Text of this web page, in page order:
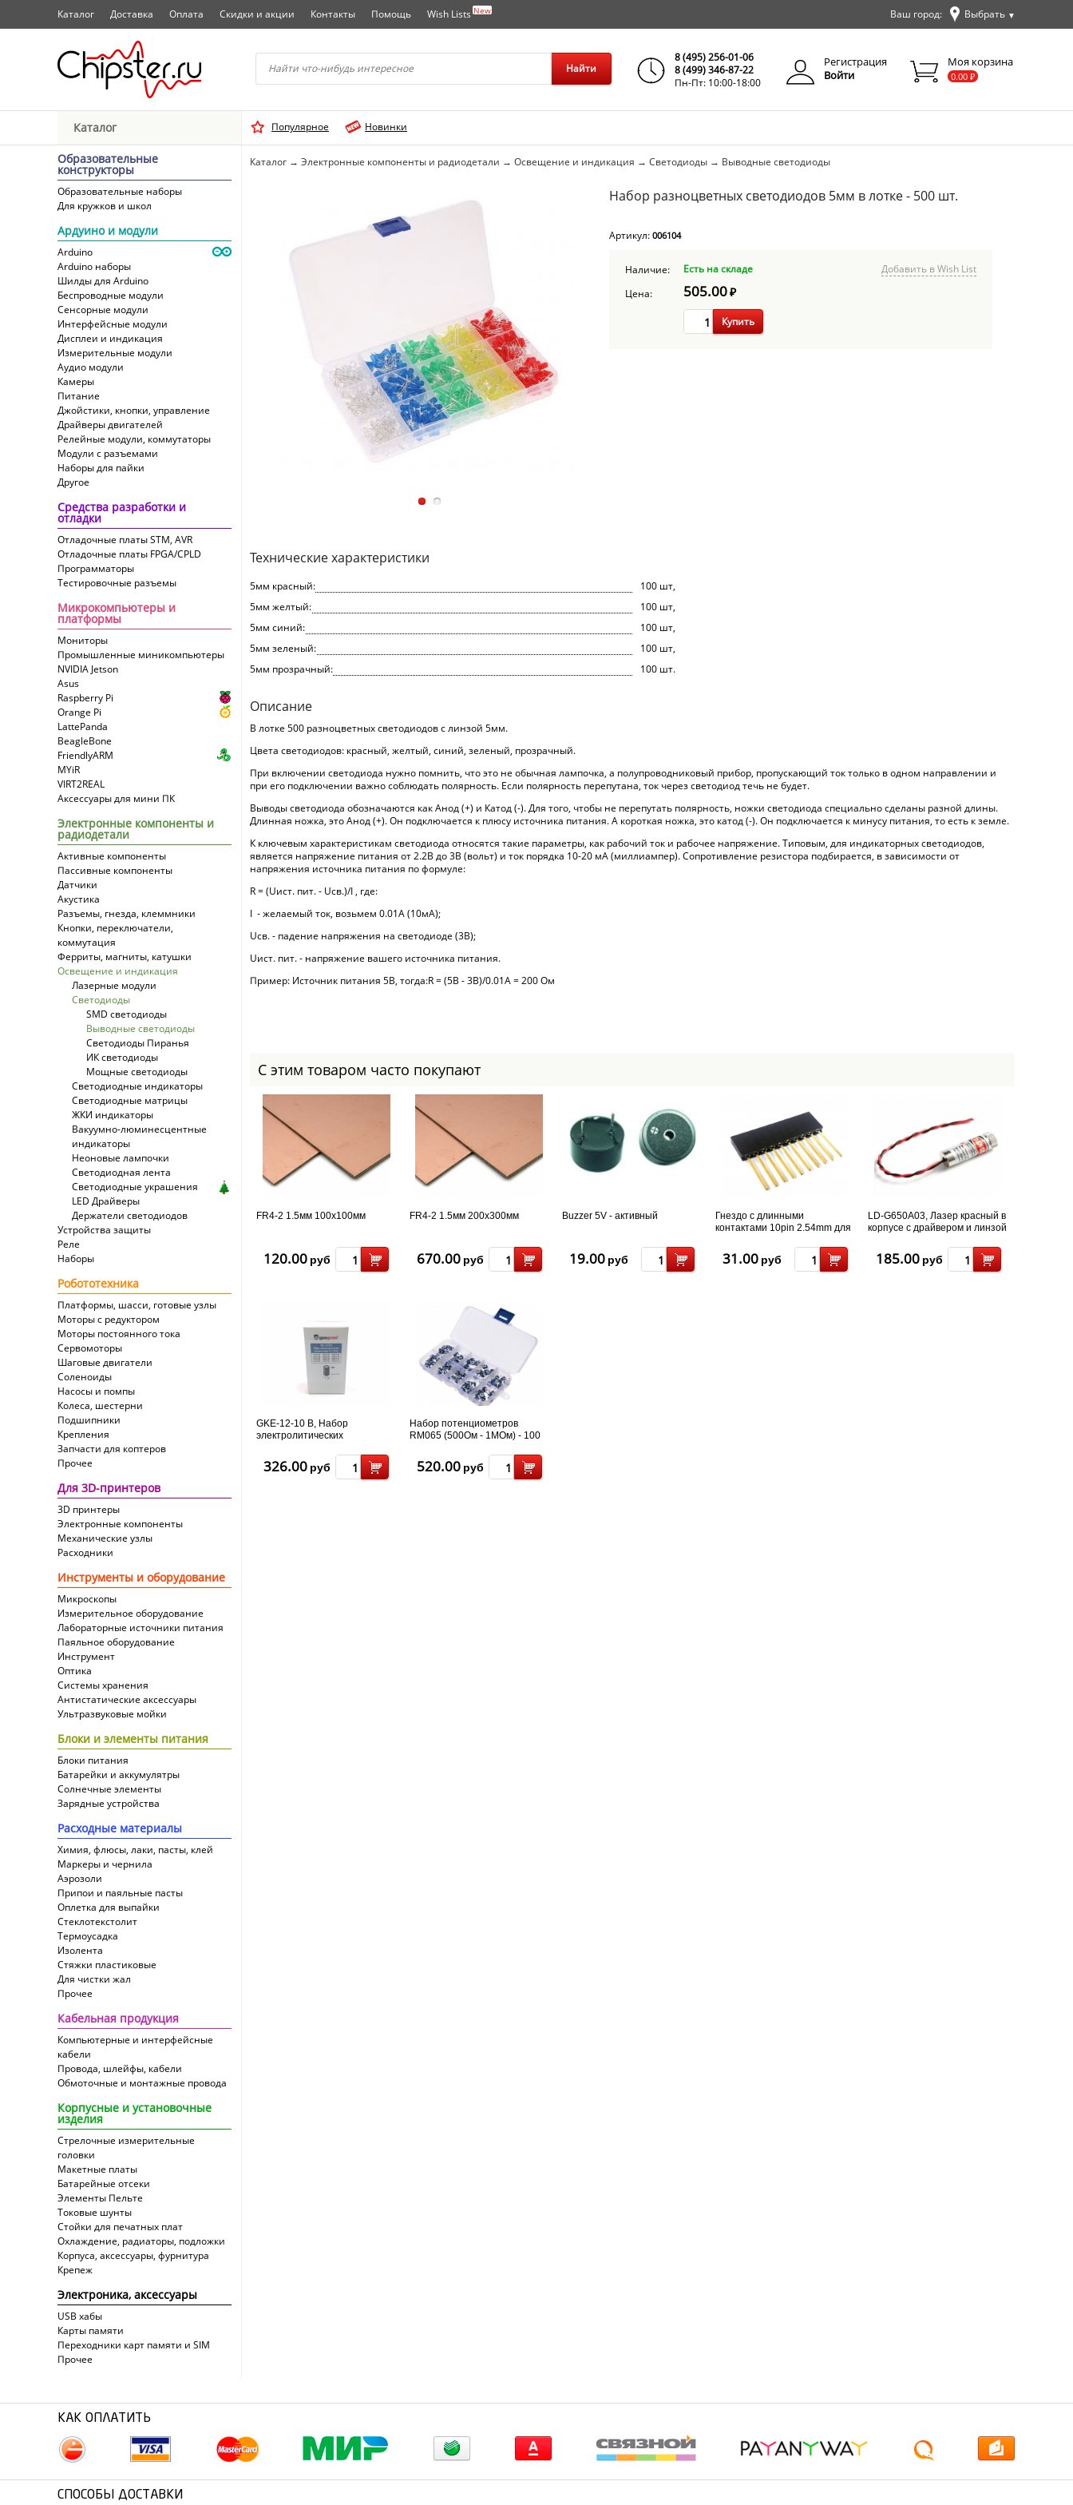
Начните водить название города..
Каталог Доставка Оплата Скидки и акции Контакты Помощь Wish Lists New Ваш город: Выбрать ▼
Найти
8 (495) 256-01-06
8 (499) 346-87-22
Пн-Пт: 10:00-18:00
Регистрация
Войти
Моя корзина
0.00 ₽
Каталог Популярное Новинки
Образовательные
конструкторы
Образовательные наборы
Для кружков и школ
Ардуино и модули
Arduino
Arduino наборы
Шилды для Arduino
Беспроводные модули
Сенсорные модули
Интерфейсные модули
Дисплеи и индикация
Измерительные модули
Аудио модули
Камеры
Питание
Джойстики, кнопки, управление
Драйверы двигателей
Релейные модули, коммутаторы
Модули с разъемами
Наборы для пайки
Другое
Средства разработки и
отладки
Отладочные платы STM, AVR
Отладочные платы FPGA/CPLD
Программаторы
Тестировочные разъемы
Микрокомпьютеры и
платформы
Мониторы
Промышленные миникомпьютеры
NVIDIA Jetson
Asus
Raspberry Pi
Orange Pi
LattePanda
BeagleBone
FriendlyARM
MYiR
VIRT2REAL
Аксессуары для мини ПК
Электронные компоненты и
радиодетали
Активные компоненты
Пассивные компоненты
Датчики
Акустика
Разъемы, гнезда, клеммники
Кнопки, переключатели,
коммутация
Ферриты, магниты, катушки
Освещение и индикация
Лазерные модули
Светодиоды
SMD светодиоды
Выводные светодиоды
Светодиоды Пиранья
ИК светодиоды
Мощные светодиоды
Светодиодные индикаторы
Светодиодные матрицы
ЖКИ индикаторы
Вакуумно-люминесцентные
индикаторы
Неоновые лампочки
Светодиодная лента
Светодиодные украшения
LED Драйверы
Держатели светодиодов
Устройства защиты
Реле
Наборы
Робототехника
Платформы, шасси, готовые узлы
Моторы с редуктором
Моторы постоянного тока
Сервомоторы
Шаговые двигатели
Соленоиды
Насосы и помпы
Колеса, шестерни
Подшипники
Крепления
Запчасти для коптеров
Прочее
Для 3D-принтеров
3D принтеры
Электронные компоненты
Механические узлы
Расходники
Инструменты и оборудование
Микроскопы
Измерительное оборудование
Лабораторные источники питания
Паяльное оборудование
Инструмент
Оптика
Системы хранения
Антистатические аксессуары
Ультразвуковые мойки
Блоки и элементы питания
Блоки питания
Батарейки и аккумулятры
Солнечные элементы
Зарядные устройства
Расходные материалы
Химия, флюсы, лаки, пасты, клей
Маркеры и чернила
Аэрозоли
Припои и паяльные пасты
Оплетка для выпайки
Cтеклотекстолит
Термоусадка
Изолента
Стяжки пластиковые
Для чистки жал
Прочее
Кабельная продукция
Компьютерные и интерфейсные
кабели
Провода, шлейфы, кабели
Обмоточные и монтажные провода
Корпусные и установочные
изделия
Стрелочные измерительные
головки
Макетные платы
Батарейные отсеки
Элементы Пельте
Токовые шунты
Стойки для печатных плат
Охлаждение, радиаторы, подложки
Корпуса, аксессуары, фурнитура
Крепеж
Электроника, аксессуары
USB хабы
Карты памяти
Переходники карт памяти и SIM
Прочее
Каталог → Электронные компоненты и радиодетали → Освещение и индикация → Светодиоды → Выводные светодиоды
Набор разноцветных светодиодов 5мм в лотке - 500 шт.
Артикул: 006104
Наличие: Есть на складе
Добавить в Wish List
Цена:
505.00₽
Купить
Технические характеристики
5мм красный:
100 шт,
5мм желтый:
100 шт,
5мм синий:
100 шт,
5мм зеленый:
100 шт,
5мм прозрачный:
100 шт.
Описание
В лотке 500 разноцветных светодиодов с линзой 5мм.
Цвета светодиодов: красный, желтый, синий, зеленый, прозрачный.
При включении светодиода нужно помнить, что это не обычная лампочка, а полупроводниковый прибор, пропускающий ток только в одном направлении и
при его подключении важно соблюдать полярность. Если полярность перепутана, ток через светодиод течь не будет.
Выводы светодиода обозначаются как Анод (+) и Катод (-). Для того, чтобы не перепутать полярность, ножки светодиода специально сделаны разной длины.
Длинная ножка, это Анод (+). Он подключается к плюсу источника питания. А короткая ножка, это катод (-). Он подключается к минусу питания, то есть к земле.
К ключевым характеристикам светодиода относятся такие параметры, как рабочий ток и рабочее напряжение. Типовым, для индикаторных светодиодов,
является напряжение питания от 2.2В до 3В (вольт) и ток порядка 10-20 мА (миллиампер). Сопротивление резистора подбирается, в зависимости от
напряжения источника питания по формуле:
R = (Uист. пит. - Uсв.)/I , где:
I - желаемый ток, возьмем 0.01А (10мА);
Uсв. - падение напряжения на светодиоде (3В);
Uист. пит. - напряжение вашего источника питания.
Пример: Источник питания 5В, тогда:R = (5В - 3В)/0.01А = 200 Ом
С этим товаром часто покупают
FR4-2 1.5мм 100x100мм
120.00 руб
FR4-2 1.5мм 200x300мм
670.00 руб
Buzzer 5V - активный
19.00 руб
Гнездо с длинными
контактами 10pin 2.54mm для
31.00 руб
LD-G650A03, Лазер красный в
корпусе с драйвером и линзой
185.00 руб
GKE-12-10 B, Набор
электролитических
120 шт
326.00 руб
Набор потенциометров
RM065 (500Ом - 1МОм) - 100
520.00 руб
КАК ОПЛАТИТЬ
СПОСОБЫ ДОСТАВКИ